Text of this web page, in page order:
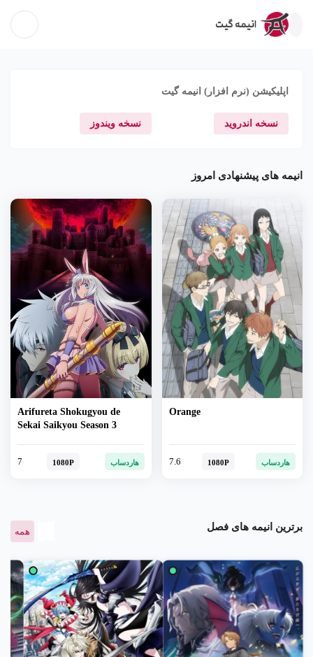
اپلیکیشن (نرم افزار) انیمه گیت
نسخه اندروید نسخه ویندوز
انیمه های پیشنهادی امروز
Orange
هاردساب 1080P
7.6
Arifureta Shokugyou de
Sekai Saikyou Season 3
هاردساب 1080P
7
برترین انیمه های فصل همه
فصل سوم موشوکو تنسی: اگر به
دنیای دیگری رفتم، جدی تلاش خواهم
کرد